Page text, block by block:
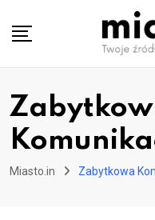
Miasto.in Zabytkowa